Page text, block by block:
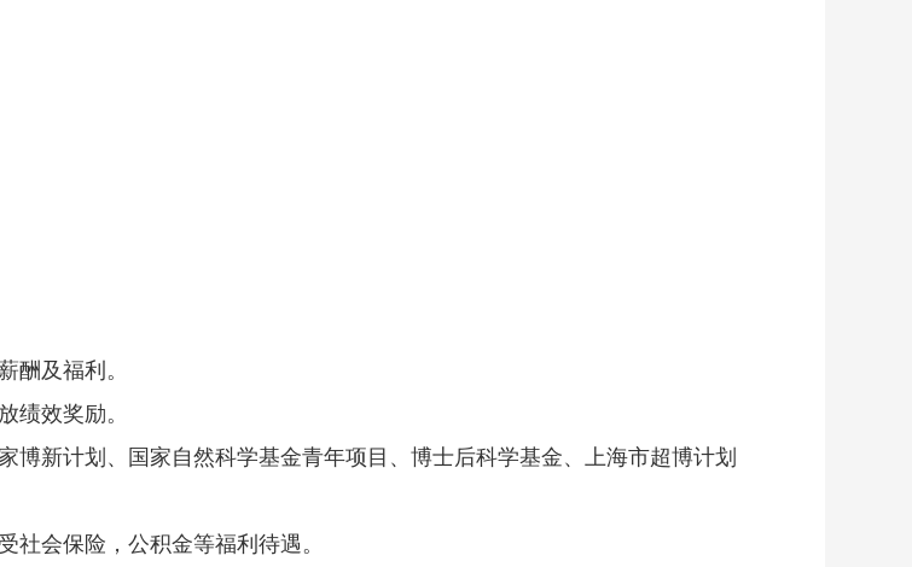
酬及福利。
绩效奖励。
新计划、国家自然科学基金青年项目、博士后科学基金、上海市超博计划
社会保险，公积金等福利待遇。